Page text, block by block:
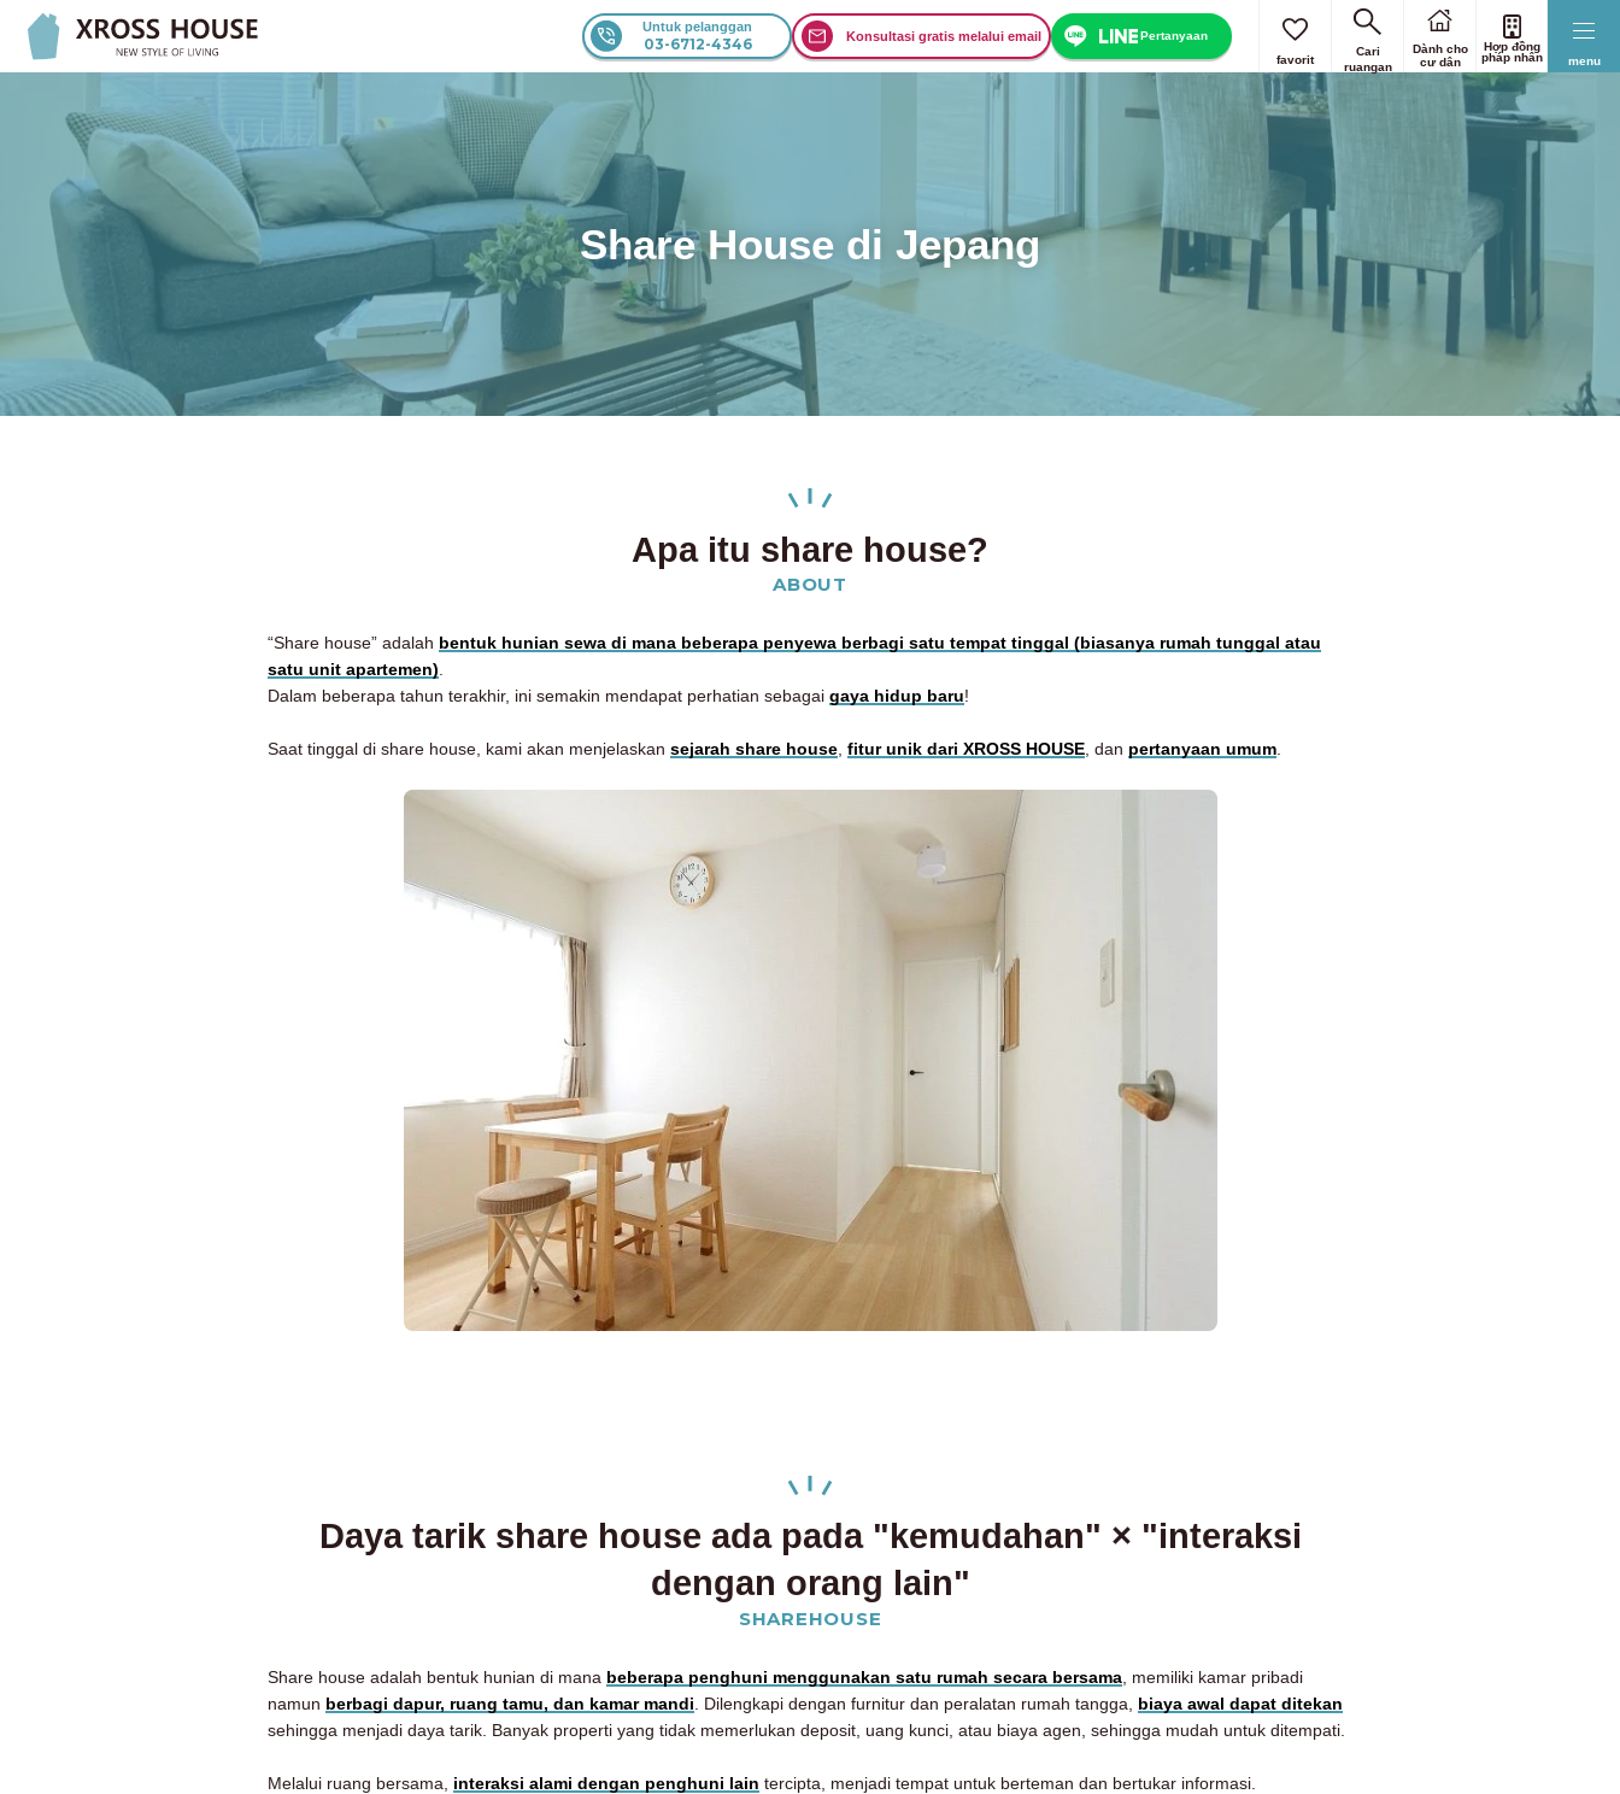
menu
Untuk pelanggan
03-6712-4346 Konsultasi gratis melalui email
Pertanyaan
favorit
Cari
ruangan
Dành cho
cư dân
Hợp đồng
pháp nhân
Share House di Jepang
Apa itu share house?
ABOUT
“Share house” adalah bentuk hunian sewa di mana beberapa penyewa berbagi satu tempat tinggal (biasanya rumah tunggal atau
satu unit apartemen)
Dalam beberapa tahun terakhir, ini semakin mendapat perhatian sebagai gaya hidup baru!
Saat tinggal di share house, kami akan menjelaskan sejarah share house fitur unik dari XROSS HOUSE , dan pertanyaan umum
Daya tarik share house ada pada "kemudahan" × "interaksi
dengan orang lain"
SHAREHOUSE
Share house adalah bentuk hunian di mana beberapa penghuni menggunakan satu rumah secara bersama , memiliki kamar pribadi
namun berbagi dapur, ruang tamu, dan kamar mandi . Dilengkapi dengan furnitur dan peralatan rumah tangga, biaya awal dapat ditekan
sehingga menjadi daya tarik. Banyak properti yang tidak memerlukan deposit, uang kunci, atau biaya agen, sehingga mudah untuk ditempati.
Melalui ruang bersama, interaksi alami dengan penghuni lain tercipta, menjadi tempat untuk berteman dan bertukar informasi.